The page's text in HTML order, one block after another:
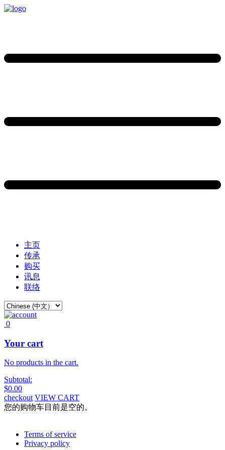
主页
传承
购买
讯息
联络
0
Your cart
No products in the cart.
Subtotal:
$0.00
checkout VIEW CART
您的购物车目前是空的。
Terms of service
Privacy policy